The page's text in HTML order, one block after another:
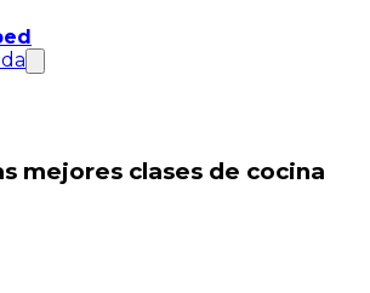
mejores clases de cocina